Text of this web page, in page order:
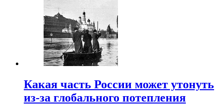
Какая часть России может утонуть
из-за глобального потепления